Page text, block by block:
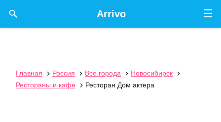
☰
Arrivo

Главная  Россия  Все города  Новосибирск

Рестораны и кафе
 Ресторан Дом актера